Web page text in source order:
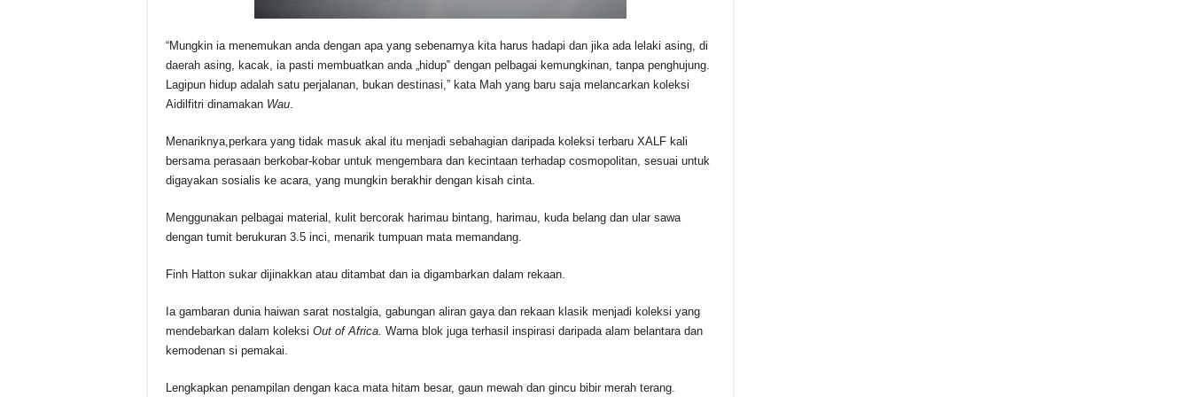
“Mungkin ia menemukan anda dengan apa yang sebenarnya kita harus hadapi dan jika ada lelaki asing, di
daerah asing, kacak, ia pasti membuatkan anda „hidup‟ dengan pelbagai kemungkinan, tanpa penghujung.
Lagipun hidup adalah satu perjalanan, bukan destinasi,” kata Mah yang baru saja melancarkan koleksi
Aidilfitri dinamakan Wau.
Menariknya,perkara yang tidak masuk akal itu menjadi sebahagian daripada koleksi terbaru XALF kali
bersama perasaan berkobar-kobar untuk mengembara dan kecintaan terhadap cosmopolitan, sesuai untuk
digayakan sosialis ke acara, yang mungkin berakhir dengan kisah cinta.
Menggunakan pelbagai material, kulit bercorak harimau bintang, harimau, kuda belang dan ular sawa
dengan tumit berukuran 3.5 inci, menarik tumpuan mata memandang.
Finh Hatton sukar dijinakkan atau ditambat dan ia digambarkan dalam rekaan.
Ia gambaran dunia haiwan sarat nostalgia, gabungan aliran gaya dan rekaan klasik menjadi koleksi yang
mendebarkan dalam koleksi Out of Africa. Warna blok juga terhasil inspirasi daripada alam belantara dan
kemodenan si pemakai.
Lengkapkan penampilan dengan kaca mata hitam besar, gaun mewah dan gincu bibir merah terang.